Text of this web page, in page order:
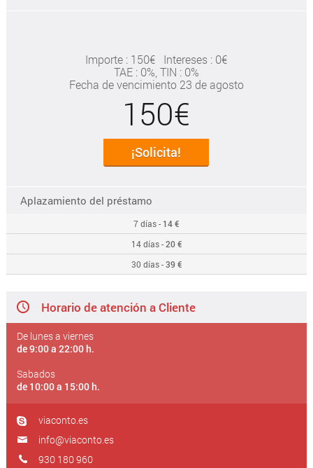
Importe : 150€
Intereses : 0€
TAE: 0% , TIN : 0%
Fecha de vencimiento 23 de agosto
150€
¡Solicita!
Aplazamiento del préstamo
7 días - 14 €
14 días -20 €
30 días -39 €
Horario de atención a Cliente
De lunes a viernes
de 9:00 a 22:00 h.
Sabados
de 10:00 a 15:00 h.
viaconto.es
info@viaconto.es
930 180 960